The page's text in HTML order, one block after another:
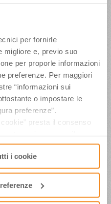
per fornirle
migliore e, previo suo
per proporle informazioni
preferenze. Per maggiori
“informazioni sui
o impostare le
preferenze”.
presta il consenso
può revocare il
i cookie necessari” e
necessari al corretto
i cookie
trattamento, sui diritti
il trattamento dei
della gestione del
www.aptservizi.com
tutto quanto c’è da
informative dei nostri
seguente link:
I